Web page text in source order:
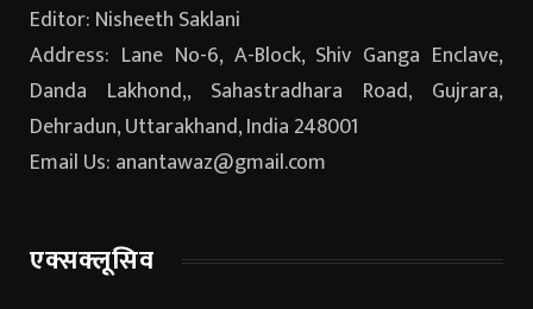
Editor: Nisheeth Saklani
Address: Lane No-6, A-Block, Shiv Ganga Enclave,
Danda Lakhond,, Sahastradhara Road, Gujrara,
Dehradun, Uttarakhand, India 248001
Email Us: anantawaz@gmail.com
एक्सक्लूसिव